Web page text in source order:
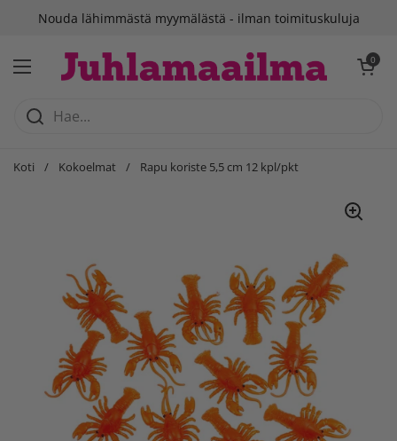
Siirry sisältöön
Nouda lähimmästä myymälästä - ilman toimituskuluja
Avaa valikko
Avaa 0
Koti / Kokoelmat / Rapu koriste 5,5 cm 12 kpl/pkt